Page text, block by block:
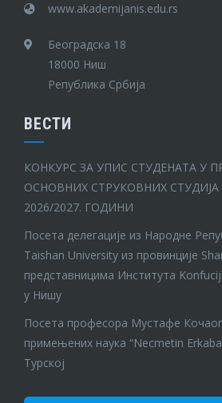
www.akademijanis.edu.rs
Београдска 18
18000 Ниш
Република Србија
ВЕСТИ
КОНКУРС ЗА УПИС СТУДЕНАТА У
ОСНОВНИХ СТРУКОВНИХ
2026/2027. ГОДИНИ
Посета делегације из Народне
Taishan University из провинције
представницима Института
у Нишу
Посета професора Мустафе
примењених наука “Necmetin
Турској